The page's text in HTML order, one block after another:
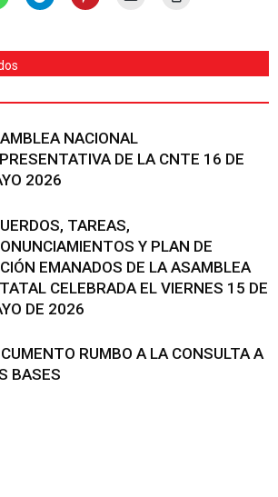
NACIONAL
DE LA CNTE 16 DE
2026
TAREAS,
Y PLAN DE
EMANADOS DE LA ASAMBLEA
CELEBRADA EL VIERNES 15 DE
DE 2026
RUMBO A LA CONSULTA A
BASES